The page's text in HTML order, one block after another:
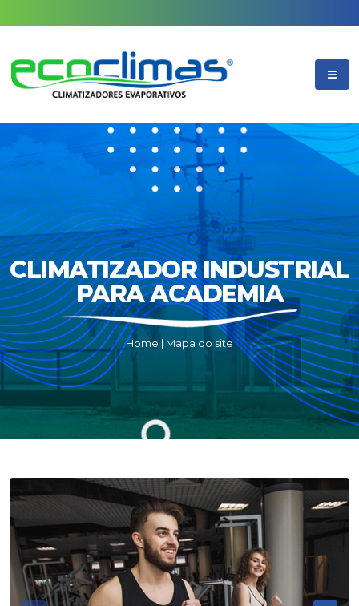
CLIMATIZADOR INDUSTRIAL
PARA ACADEMIA
Home| Mapa do site